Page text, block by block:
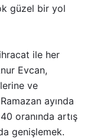
güzel bir yol
ile her
Evcan,
ve
ayında
oranında artış
genişlemek.